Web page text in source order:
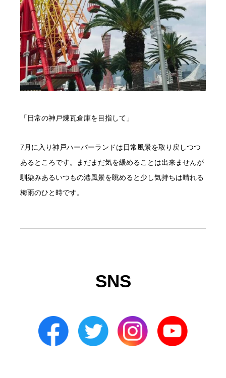
「日常の神戸煉瓦倉庫を目指して」
7月に入り神戸ハーバーランドは日常風景を取り戻しつつ
あるところです。まだまだ気を緩めることは出来ませんが
馴染みあるいつもの港風景を眺めると少し気持ちは晴れる
梅雨のひと時です。
SNS